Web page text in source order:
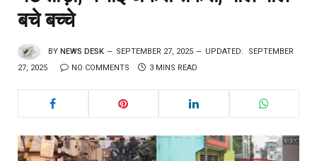
बचे बच्चे
BY NEWS DESK SEPTEMBER 27, 2025 UPDATED:
SEPTEMBER
27, 2025
NO COMMENTS 3 MINS READ